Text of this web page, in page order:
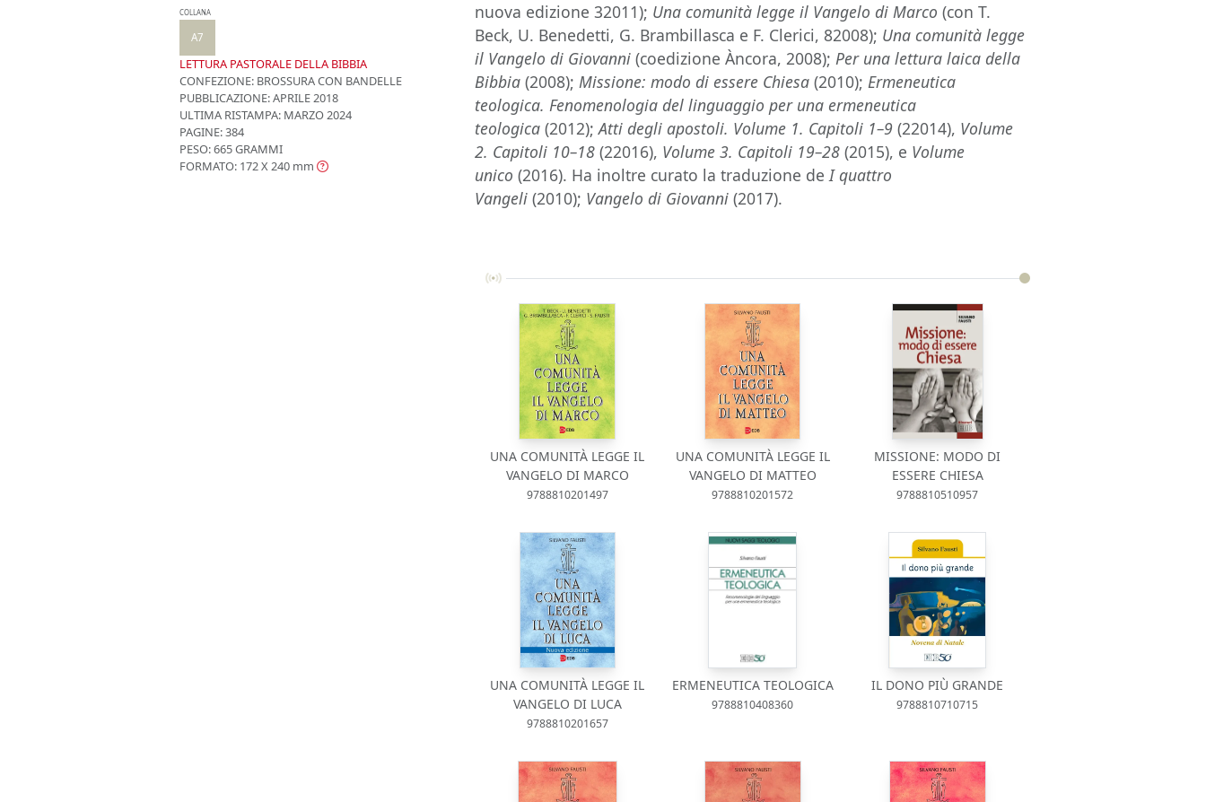
COLLANA
A7
LETTURA PASTORALE DELLA BIBBIA
CONFEZIONE: BROSSURA CON BANDELLE
PUBBLICAZIONE:APRILE 2018
ULTIMA RISTAMPA: MARZO 2024
PAGINE: 384
PESO: 665 GRAMMI
FORMATO: 172 X 240 mm
nuova edizione 32011); Una comunità legge il Vangelo di Marco (con T.
Beck, U. Benedetti, G. Brambillasca e F. Clerici, 82008); Una comunità legge
il Vangelo di Giovanni (coedizione Àncora, 2008);Per una lettura laica della
Bibbia (2008);Missione: modo di essere Chiesa (2010);Ermeneutica
teologica. Fenomenologia del linguaggio per una ermeneutica
teologica (2012);Atti degli apostoli. Volume 1. Capitoli 1–9 (22014), Volume
2. Capitoli 10–18(22016), Volume 3. Capitoli 19–28 (2015), e Volume
unico (2016). Ha inoltre curato la traduzione deI quattro
Vangeli(2010); Vangelo di Giovanni (2017).
UNA COMUNITÀ LEGGE IL
VANGELO DI MARCO
9788810201497
UNA COMUNITÀ LEGGE IL
VANGELO DI MATTEO
9788810201572
MISSIONE: MODO DI
ESSERE CHIESA
9788810510957
UNA COMUNITÀ LEGGE IL
VANGELO DI LUCA
9788810201657
ERMENEUTICA TEOLOGICA
9788810408360
IL DONO PIÙ GRANDE
9788810710715